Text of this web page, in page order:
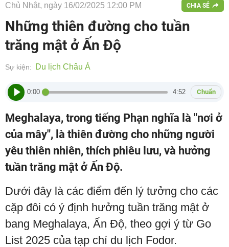
Chủ Nhật, ngày 16/02/2025 12:00 PM CHIA SẺ
Những thiên đường cho tuần
trăng mật ở Ấn Độ
Sự kiện: Du lịch Châu Á
0:00 4:52 Chuẩn
Meghalaya, trong tiếng Phạn nghĩa là "nơi ở
của mây", là thiên đường cho những người
yêu thiên nhiên, thích phiêu lưu, và hưởng
tuần trăng mật ở Ấn Độ.
Dưới đây là các điểm đến lý tưởng cho các
cặp đôi có ý định hưởng tuần trăng mật ở
bang Meghalaya, Ấn Độ, theo gợi ý từ Go
List 2025 của tạp chí du lịch Fodor.